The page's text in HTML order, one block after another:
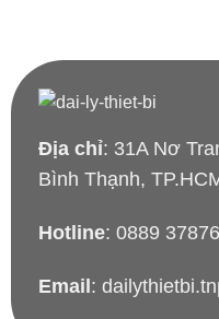
Địa chỉ: 31A Nơ
Bình Thạnh,
Hotline: 0889
Email: